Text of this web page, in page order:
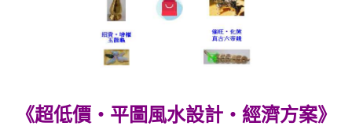
《超低價‧平圖風水設計‧經濟方案》